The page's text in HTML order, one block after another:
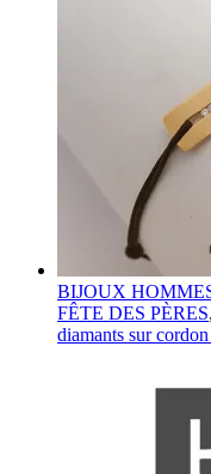
BIJOUX
FÊTE DES PÈRES,
diamants sur cordon